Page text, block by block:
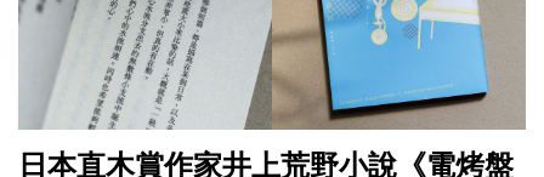
日本直木賞作家井上荒野小說《電烤盤